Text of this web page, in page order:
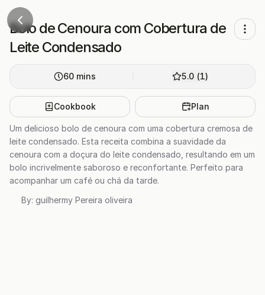
Bolo de Cenoura com Cobertura de
Leite Condensado
60 mins 5.0 (1)
Cookbook Plan
Um delicioso bolo de cenoura com uma cobertura cremosa de
leite condensado. Esta receita combina a suavidade da
cenoura com a doçura do leite condensado, resultando em um
bolo incrivelmente saboroso e reconfortante. Perfeito para
acompanhar um café ou chá da tarde.
By: guilhermy Pereira oliveira